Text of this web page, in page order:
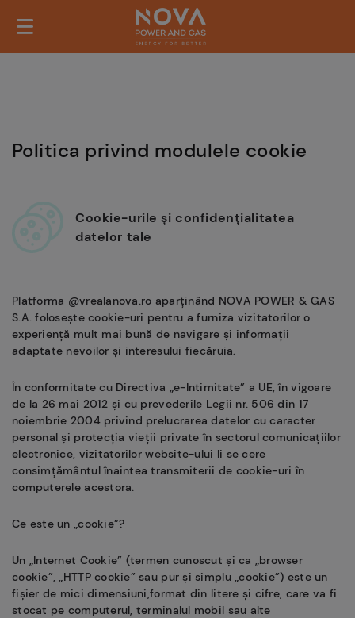
Politica privind modulele cookie
Cookie-urile și confidențialitatea
datelor tale
Platforma @vrealanova.ro aparținând NOVA POWER & GAS
S.A. folosește cookie-uri pentru a furniza vizitatorilor o
experiență mult mai bună de navigare și informații
adaptate nevoilor și interesului fiecăruia.
În conformitate cu Directiva „e-Intimitate” a UE, în vigoare
de la 26 mai 2012 și cu prevederile Legii nr. 506 din 17
noiembrie 2004 privind prelucrarea datelor cu caracter
personal și protecția vieții private în sectorul comunicațiilor
electronice, vizitatorilor website-ului li se cere
consimțământul înaintea transmiterii de cookie-uri în
computerele acestora.
Ce este un „cookie”?
Un „Internet Cookie” (termen cunoscut și ca „browser
cookie”, „HTTP cookie” sau pur și simplu „cookie”) este un
fișier de mici dimensiuni,format din litere și cifre, care va fi
stocat pe computerul, terminalul mobil sau alte